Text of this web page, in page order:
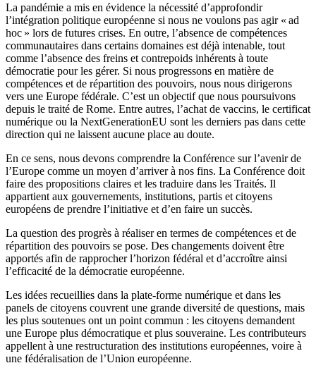
La pandémie a mis en évidence la nécessité d’approfondir
l’intégration politique européenne si nous ne voulons pas agir « ad
hoc » lors de futures crises. En outre, l’absence de compétences
communautaires dans certains domaines est déjà intenable, tout
comme l’absence des freins et contrepoids inhérents à toute
démocratie pour les gérer. Si nous progressons en matière de
compétences et de répartition des pouvoirs, nous nous dirigerons
vers une Europe fédérale. C’est un objectif que nous poursuivons
depuis le traité de Rome. Entre autres, l’achat de vaccins, le certificat
numérique ou la NextGenerationEU sont les derniers pas dans cette
direction qui ne laissent aucune place au doute.
En ce sens, nous devons comprendre la Conférence sur l’avenir de
l’Europe comme un moyen d’arriver à nos fins. La Conférence doit
faire des propositions claires et les traduire dans les Traités. Il
appartient aux gouvernements, institutions, partis et citoyens
européens de prendre l’initiative et d’en faire un succès.
La question des progrès à réaliser en termes de compétences et de
répartition des pouvoirs se pose. Des changements doivent être
apportés afin de rapprocher l’horizon fédéral et d’accroître ainsi
l’efficacité de la démocratie européenne.
Les idées recueillies dans la plate-forme numérique et dans les
panels de citoyens couvrent une grande diversité de questions, mais
les plus soutenues ont un point commun : les citoyens demandent
une Europe plus démocratique et plus souveraine. Les contributeurs
appellent à une restructuration des institutions européennes, voire à
une fédéralisation de l’Union européenne.